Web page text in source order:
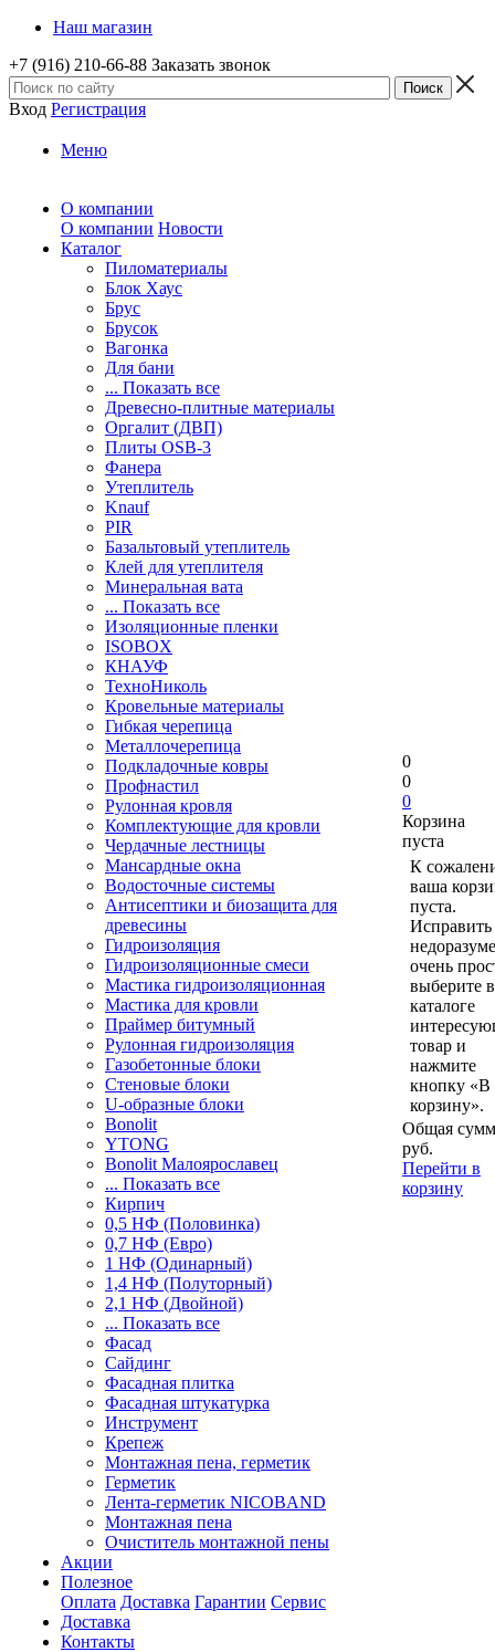
Наш магазин
+7 (916) 210-66-88 Заказать звонок
Вход Регистрация
Меню
О компании
О компании Новости
Каталог
Пиломатериалы
Блок Хаус
Брус
Брусок
Вагонка
Для бани
... Показать все
Древесно-плитные материалы
Оргалит (ДВП)
Плиты OSB-3
Фанера
Утеплитель
Knauf
PIR
Базальтовый утеплитель
Клей для утеплителя
Минеральная вата
... Показать все
Изоляционные пленки
ISOBOX
КНАУФ
ТехноНиколь
Кровельные материалы
Гибкая черепица
Металлочерепица
Подкладочные ковры
Профнастил
Рулонная кровля
Комплектующие для кровли
Чердачные лестницы
Мансардные окна
Водосточные системы
Антисептики и биозащита для
древесины
Гидроизоляция
Гидроизоляционные смеси
Мастика гидроизоляционная
Мастика для кровли
Праймер битумный
Рулонная гидроизоляция
Газобетонные блоки
Стеновые блоки
U-образные блоки
Bonolit
YTONG
Bonolit Малоярославец
... Показать все
Кирпич
0,5 НФ (Половинка)
0,7 НФ (Евро)
1 НФ (Одинарный)
1,4 НФ (Полуторный)
2,1 НФ (Двойной)
... Показать все
Фасад
Сайдинг
Фасадная плитка
Фасадная штукатурка
Инструмент
Крепеж
Монтажная пена, герметик
Герметик
Лента-герметик NICOBAND
Монтажная пена
Очиститель монтажной пены
Акции
Полезное
Оплата Доставка Гарантии Сервис
Доставка
Контакты
0
0
0
Корзина
пуста
К
ваша
пуста.
Исправить
очень
выберите в
каталоге
товар и
нажмите
кнопку «В
корзину».
Общая
руб.
Перейти в
корзину